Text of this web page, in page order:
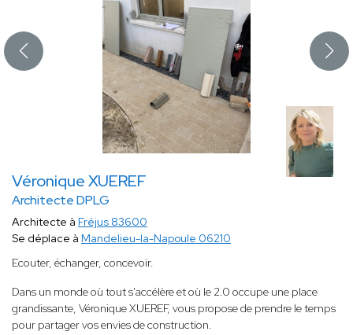
Véronique XUEREF
Architecte DPLG
Architecte à Fréjus 83600
Se déplace à Mandelieu-la-Napoule 06210
Ecouter, échanger, concevoir.
Dans un monde où tout s'accélère et où le 2.0 occupe une place
grandissante, Véronique XUEREF, vous propose de prendre le temps
pour partager vos envies de construction.